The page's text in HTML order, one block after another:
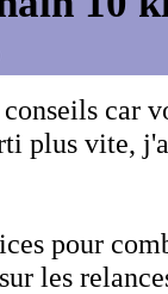
car
plus vite,
pour
les